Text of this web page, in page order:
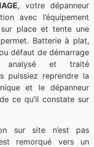
, votre dépanneur
avec l’équipement
place et tente une
Batterie à plat,
défaut de démarrage
analysé et traité
puissiez reprendre la
et le dépanneur
ce qu’il constate sur
sur site n’est pas
remorqué vers un